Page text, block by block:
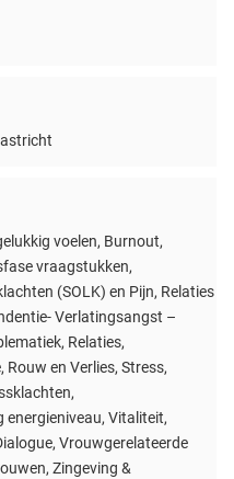
voelen, Burnout,
vraagstukken,
(SOLK) en Pijn, Relaties
Verlatingsangst –
Relaties,
en Verlies, Stress,
Vitaliteit,
Vrouwgerelateerde
Zingeving &